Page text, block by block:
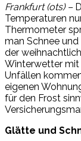
Frankfurt (ots) –
Temperaturen
Thermometer
man Schnee und
der
Winterwetter mit
Unfällen
eigenen
für den Frost
Glätte und